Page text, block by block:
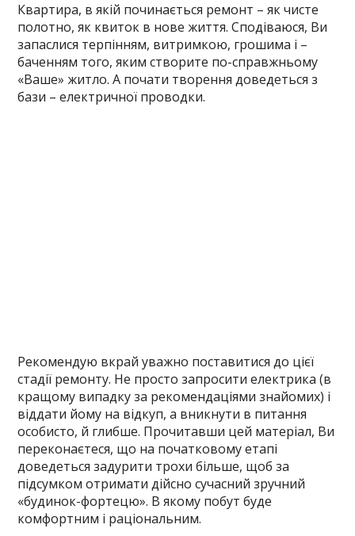
Квартира, в якій починається ремонт – як чисте
полотно, як квиток в нове життя. Сподіваюся, Ви
запаслися терпінням, витримкою, грошима і –
баченням того, яким створите по-справжньому
«Ваше» житло. А почати творення доведеться з
бази – електричної проводки.
Рекомендую вкрай уважно поставитися до цієї
стадії ремонту. Не просто запросити електрика (в
кращому випадку за рекомендаціями знайомих) і
віддати йому на відкуп, а вникнути в питання
особисто, й глибше. Прочитавши цей матеріал, Ви
переконаєтеся, що на початковому етапі
доведеться задурити трохи більше, щоб за
підсумком отримати дійсно сучасний зручний
«будинок-фортецю». В якому побут буде
комфортним і раціональним.